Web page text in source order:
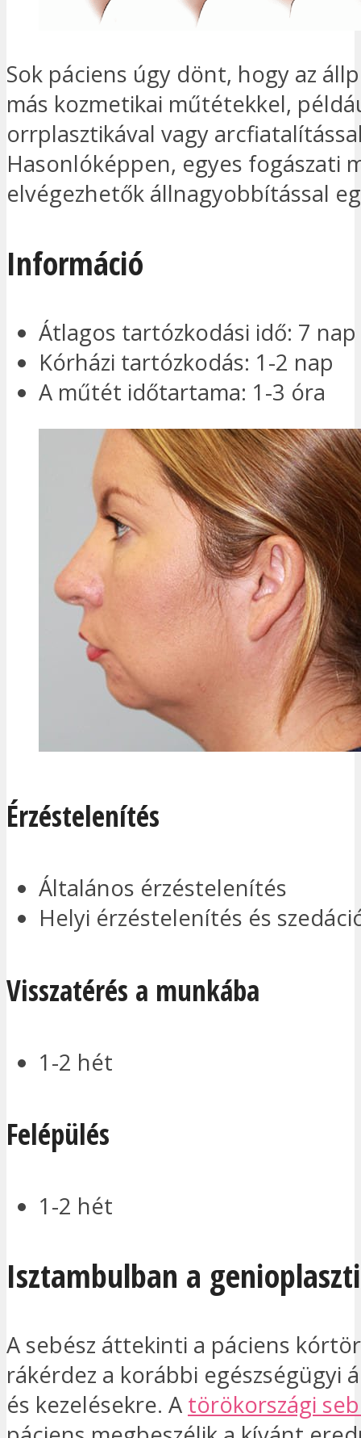
Sok páciens úgy dönt, hogy az
más kozmetikai műtétekkel,
orrplasztikával vagy
Hasonlóképpen, egyes fogászati
elvégezhetők állnagyobbítással
Információ
Átlagos tartózkodási idő: 7 nap
Kórházi tartózkodás: 1-2 nap
A műtét időtartama: 1-3 óra
Érzéstelenítés
Általános érzéstelenítés
Helyi érzéstelenítés és
Visszatérés a munkába
1-2 hét
Felépülés
1-2 hét
Isztambulban a
A sebész áttekinti a páciens
rákérdez a korábbi egészségügyi
és kezelésekre. A törökországi